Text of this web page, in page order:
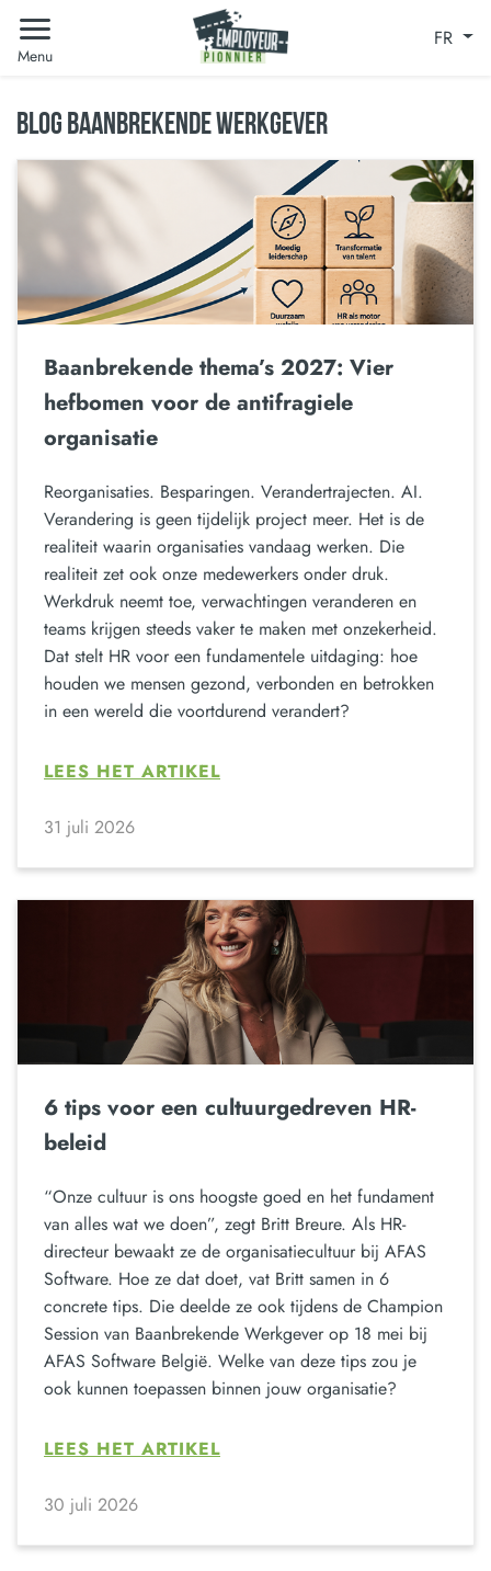
Menu
FR
BLOG BAANBREKENDE WERKGEVER
Baanbrekende thema’s 2027: Vier
hefbomen voor de antifragiele
organisatie
Reorganisaties. Besparingen. Verandertrajecten. AI.
Verandering is geen tijdelijk project meer. Het is de
realiteit waarin organisaties vandaag werken. Die
realiteit zet ook onze medewerkers onder druk.
Werkdruk neemt toe, verwachtingen veranderen en
teams krijgen steeds vaker te maken met onzekerheid.
Dat stelt HR voor een fundamentele uitdaging: hoe
houden we mensen gezond, verbonden en betrokken
in een wereld die voortdurend verandert?
LEES HET ARTIKEL
31 juli 2026
6 tips voor een cultuurgedreven HR-
beleid
“Onze cultuur is ons hoogste goed en het fundament
van alles wat we doen”, zegt Britt Breure. Als HR-
directeur bewaakt ze de organisatiecultuur bij AFAS
Software. Hoe ze dat doet, vat Britt samen in 6
concrete tips. Die deelde ze ook tijdens de Champion
Session van Baanbrekende Werkgever op 18 mei bij
AFAS Software België. Welke van deze tips zou je
ook kunnen toepassen binnen jouw organisatie?
LEES HET ARTIKEL
30 juli 2026